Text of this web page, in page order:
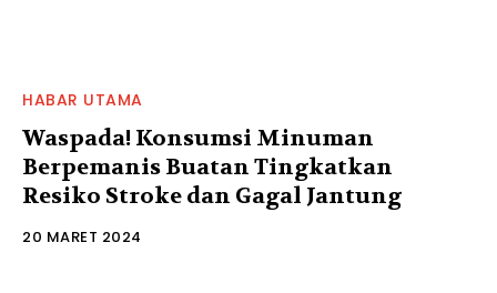
HABAR UTAMA
Waspada! Konsumsi Minuman
Berpemanis Buatan Tingkatkan
Resiko Stroke dan Gagal Jantung
20 MARET 2024